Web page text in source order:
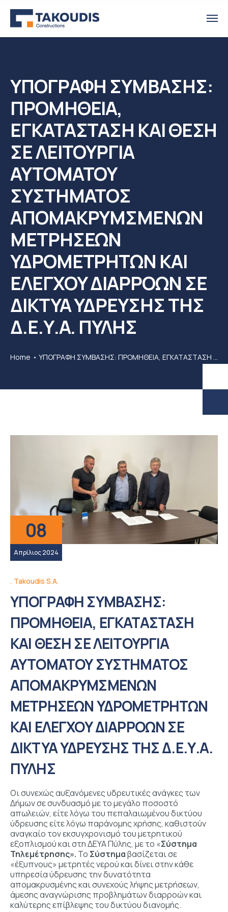
ΥΠΟΓΡΑΦΗ ΣΥΜΒΑΣΗΣ:
ΠΡΟΜΗΘΕΙΑ,
ΕΓΚΑΤΑΣΤΑΣΗ ΚΑΙ ΘΕΣΗ
ΣΕ ΛΕΙΤΟΥΡΓΙΑ
ΑΥΤΟΜΑΤΟΥ
ΣΥΣΤΗΜΑΤΟΣ
ΑΠΟΜΑΚΡΥΜΣΜΕΝΩΝ
ΜΕΤΡΗΣΕΩΝ
ΥΔΡΟΜΕΤΡΗΤΩΝ ΚΑΙ
ΕΛΕΓΧΟΥ ΔΙΑΡΡΟΩΝ ΣΕ
ΔΙΚΤΥΑ ΥΔΡΕΥΣΗΣ ΤΗΣ
Δ.Ε.Υ.Α. ΠΥΛΗΣ
Home ΥΠΟΓΡΑΦΗ ΣΥΜΒΑΣΗΣ: ΠΡΟΜΗΘΕΙΑ, ΕΓΚΑΤΑΣΤΑΣΗ ΚΑΙ ΘΕΣΗ ΣΕ ΛΕΙΤΟΥΡΓΙΑ ΑΥΤΟΜΑΤΟΥ ΣΥΣΤΗΜΑΤΟΣ ΑΠΟΜΑΚΡΥΜΣΜΕΝΩΝ ΜΕΤΡΗΣΕΩΝ ΥΔΡΟΜΕΤΡΗΤΩΝ ΚΑΙ ΕΛΕΓΧΟΥ ΔΙΑΡΡΟΩΝ ΣΕ ΔΙΚΤΥΑ ΥΔΡΕΥΣΗΣ ΤΗΣ Δ.Ε.Υ.Α. ΠΥΛΗΣ
08
Απρίλιος 2024
Takoudis S.A.
ΥΠΟΓΡΑΦΗ ΣΥΜΒΑΣΗΣ:
ΠΡΟΜΗΘΕΙΑ, ΕΓΚΑΤΑΣΤΑΣΗ
ΚΑΙ ΘΕΣΗ ΣΕ ΛΕΙΤΟΥΡΓΙΑ
ΑΥΤΟΜΑΤΟΥ ΣΥΣΤΗΜΑΤΟΣ
ΑΠΟΜΑΚΡΥΜΣΜΕΝΩΝ
ΜΕΤΡΗΣΕΩΝ ΥΔΡΟΜΕΤΡΗΤΩΝ
ΚΑΙ ΕΛΕΓΧΟΥ ΔΙΑΡΡΟΩΝ ΣΕ
ΔΙΚΤΥΑ ΥΔΡΕΥΣΗΣ ΤΗΣ Δ.Ε.Υ.Α.
ΠΥΛΗΣ
Οι συνεχώς αυξανόμενες υδρευτικές ανάγκες των
Δήμων σε συνδυασμό με το μεγάλο ποσοστό
απωλειών, είτε λόγω του πεπαλαιωμένου δικτύου
ύδρευσης είτε λόγω παράνομης χρήσης, καθιστούν
αναγκαίο τον εκσυγχρονισμό του μετρητικού
εξοπλισμού και στη ΔΕΥΑ Πύλης, με το «Σύστημα
Τηλεμέτρησης». Το Σύστημαβασίζεται σε
«έξυπνους» μετρητές νερού και δίνει στην κάθε
υπηρεσία ύδρευσης την δυνατότητα
απομακρυσμένης και συνεχούς λήψης μετρήσεων,
άμεσης αναγνώρισης προβλημάτων διαρροών και
καλύτερης επίβλεψης του δικτύου διανομής.